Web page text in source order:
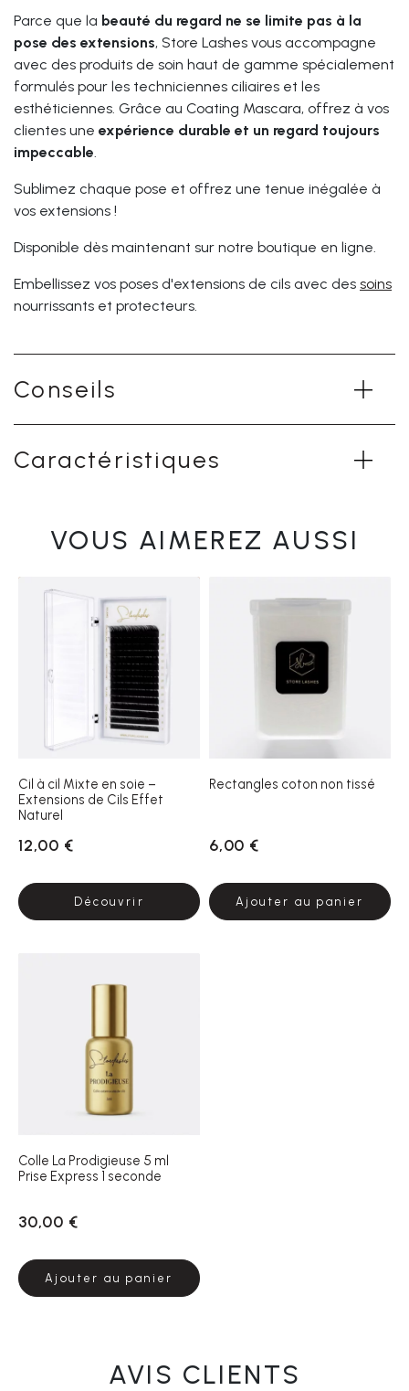
Parce que la beauté du regard ne se limite pas à la
pose des extensions, Store Lashes vous accompagne
avec des produits de soin haut de gamme spécialement
formulés pour les techniciennes ciliaires et les
esthéticiennes. Grâce au Coating Mascara, offrez à vos
clientes une expérience durable et un regard toujours
impeccable.
Sublimez chaque pose et offrez une tenue inégalée à
vos extensions !
Disponible dès maintenant sur notre boutique en ligne.
Embellissez vos poses d'extensions de cils avec des soins
nourrissants et protecteurs.
Conseils
Caractéristiques
VOUS AIMEREZ AUSSI
Cil à cil Mixte en soie –
Extensions de Cils Effet
Naturel
12,00 €
Découvrir
Rectangles coton non tissé
6,00 €
Ajouter au panier
Colle La Prodigieuse 5 ml
Prise Express 1 seconde
30,00 €
Ajouter au panier
AVIS CLIENTS